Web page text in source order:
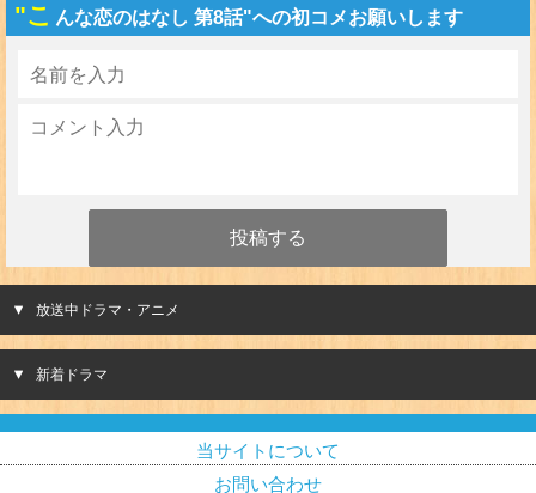
"こ んな恋のはなし 第8話"への初コメお願いします
放送中ドラマ・アニメ
新着ドラマ
当サイトについて
お問い合わせ